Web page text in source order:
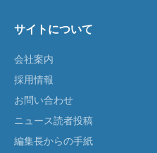
サイトについて
会社案内
採用情報
お問い合わせ
ニュース読者投稿
編集長からの手紙